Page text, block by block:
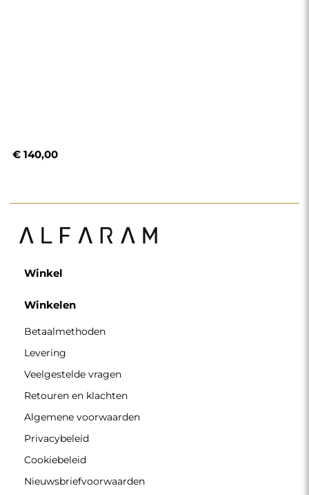
€ 140,00
Winkel
Winkelen
Betaalmethoden
Levering
Veelgestelde vragen
Retouren en klachten
Algemene voorwaarden
Privacybeleid
Cookiebeleid
Nieuwsbriefvoorwaarden